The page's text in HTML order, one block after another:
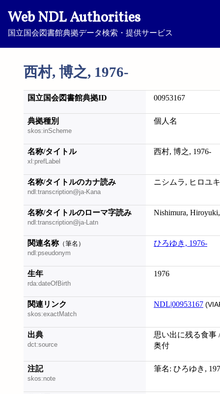
Web NDL Authorities
国立国会図書館典拠データ検索・提供サービス
西村, 博之, 1976-
国立国会図書館典拠ID 00953167
典拠種別
skos:inScheme
個人名
名称/タイトル
xl:prefLabel
西村, 博之, 1976-
名称/タイトルのカナ読み
ndl:transcription@ja-Kana
ニシムラ, ヒロユ
名称/タイトルのローマ字読み
ndl:transcription@ja-Latn
Nishimura,
関連名称（筆名）
ndl:pseudonym
ひろゆき, 1976-
生年
rda:dateOfBirth
1976
関連リンク
skos:exactMatch
NDL|00953167
出典
dct:source
思い出に残る食事
奥付
注記
skos:note
筆名: ひろゆき,